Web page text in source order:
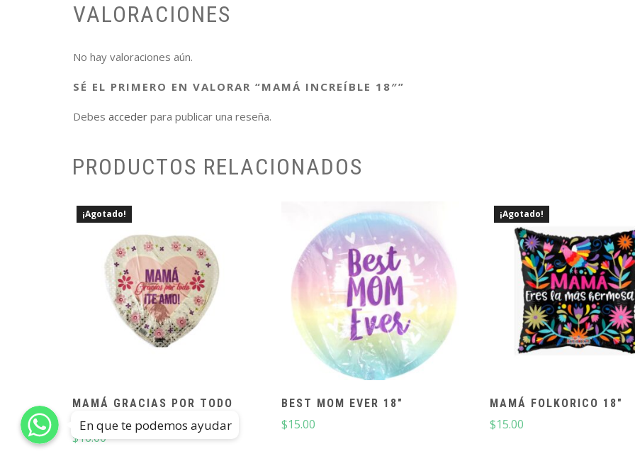
VALORACIONES
No hay valoraciones aún.
SÉ EL PRIMERO EN VALORAR “MAMÁ INCREÍBLE 18″”
Debes acceder para publicar una reseña.
PRODUCTOS RELACIONADOS
¡Agotado!
MAMÁ GRACIAS POR TODO
$16.00
BEST MOM EVER 18″
$15.00
¡Agotado!
MAMÁ FOLKORICO 18″
$15.00
En que te podemos ayudar